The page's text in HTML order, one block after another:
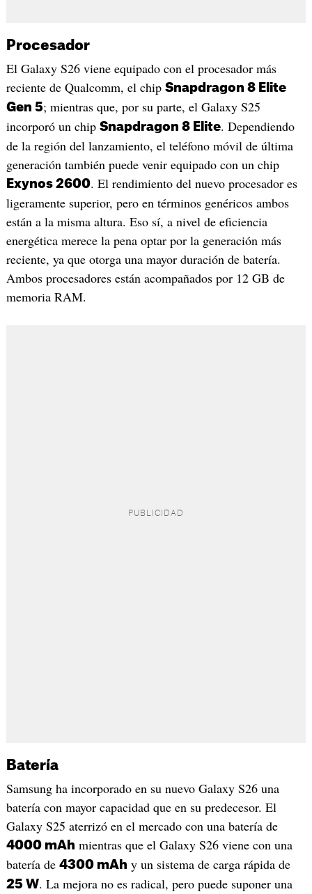
Procesador
El Galaxy S26 viene equipado con el procesador más
reciente de Qualcomm, el chip Snapdragon 8 Elite
Gen 5; mientras que, por su parte, el Galaxy S25
incorporó un chip Snapdragon 8 Elite. Dependiendo
de la región del lanzamiento, el teléfono móvil de última
generación también puede venir equipado con un chip
Exynos 2600. El rendimiento del nuevo procesador es
ligeramente superior, pero en términos genéricos ambos
están a la misma altura. Eso sí, a nivel de eficiencia
energética merece la pena optar por la generación más
reciente, ya que otorga una mayor duración de batería.
Ambos procesadores están acompañados por 12 GB de
memoria RAM.
Batería
Samsung ha incorporado en su nuevo Galaxy S26 una
batería con mayor capacidad que en su predecesor. El
Galaxy S25 aterrizó en el mercado con una batería de
4000 mAh mientras que el Galaxy S26 viene con una
batería de 4300 mAh y un sistema de carga rápida de
25 W. La mejora no es radical, pero puede suponer una